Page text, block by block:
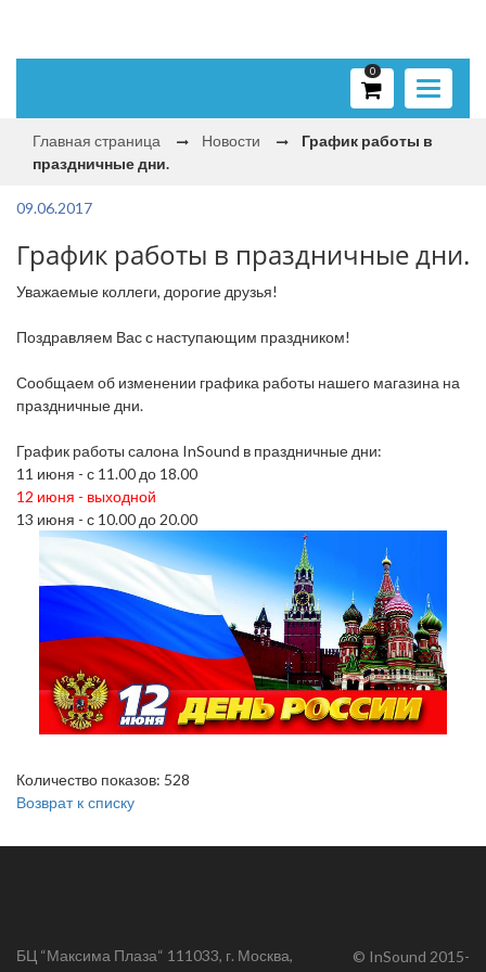
Toggle
0
Главная страница Новости
График работы в
праздничные дни.
09.06.2017
График работы в праздничные дни.
Уважаемые коллеги, дорогие друзья!
Поздравляем Вас с наступающим праздником!
Сообщаем об изменении графика работы нашего магазина на
праздничные дни.
График работы салона InSound в праздничные дни:
11 июня - с 11.00 до 18.00
12 июня - выходной
13 июня - с 10.00 до 20.00
Количество показов: 528
Возврат к списку
БЦ “Максима Плаза“ 111033, г. Москва,
© InSound 2015-